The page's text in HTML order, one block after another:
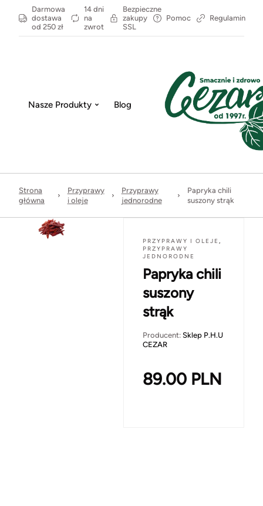
Darmowa
dostawa
od 250 zł
14 dni
na
zwrot
Bezpieczne
zakupy
SSL
Pomoc Regulamin
Nasze Produkty Blog
Strona
główna
Przyprawy
i oleje
Przyprawy
jednorodne
Papryka chili
suszony strąk
PRZYPRAWY I OLEJE ,
PRZYPRAWY
JEDNORODNE
Papryka chili
suszony
strąk
Producent: Sklep P.H.U
CEZAR
89.00PLN